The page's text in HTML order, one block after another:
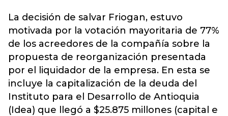
La decisión de salvar Friogan, estuvo
motivada por la votación mayoritaria de 77%
de los acreedores de la compañía sobre la
propuesta de reorganización presentada
por el liquidador de la empresa. En esta se
incluye la capitalización de la deuda del
Instituto para el Desarrollo de Antioquia
(Idea) que llegó a $25.875 millones (capital e